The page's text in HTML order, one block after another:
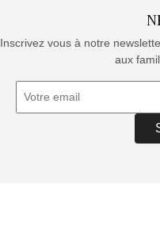
Inscrivez vous à notre
aux